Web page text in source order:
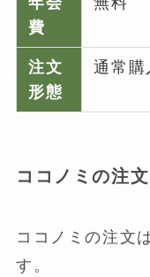
費
注文
形態
通常購
ココノミの注
ココノミの注文
す。